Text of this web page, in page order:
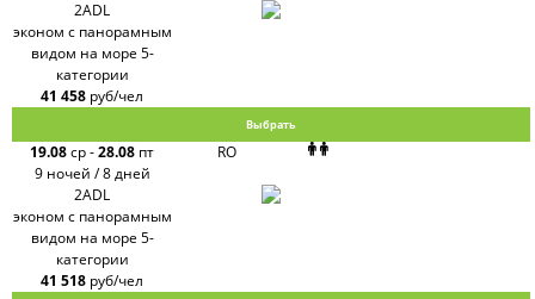
2ADL
эконом с панорамным
видом на море 5-
категории
41 458 руб/чел
Выбрать
19.08ср-28.08 пт
9 ночей / 8 дней
RO
2ADL
эконом с панорамным
видом на море 5-
категории
41 518 руб/чел